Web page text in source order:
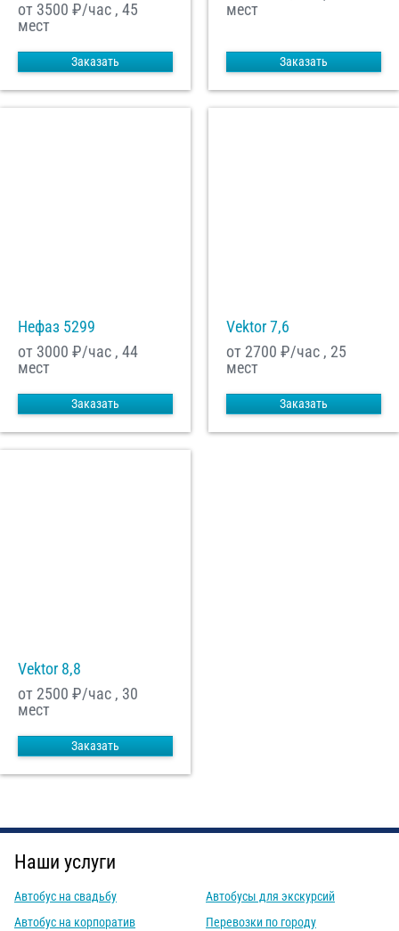
от 3500 ₽/час , 45
мест
Заказать
мест
Заказать
Нефаз 5299
от 3000 ₽/час , 44
мест
Заказать
Vektor 7,6
от 2700 ₽/час , 25
мест
Заказать
Vektor 8,8
от 2500 ₽/час , 30
мест
Заказать
Наши услуги
Автобус на свадьбу
Автобус на корпоратив
Автобусы для экскурсий
Перевозки по городу